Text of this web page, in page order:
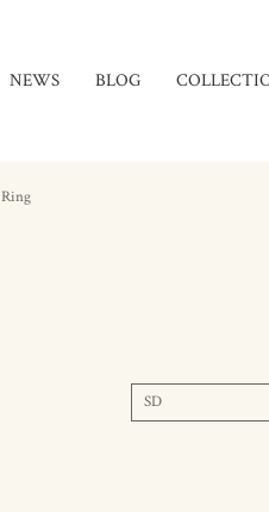
NEWS BLOG
Ring
SD